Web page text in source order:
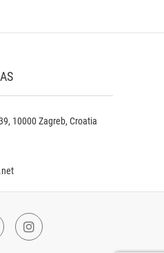
10000 Zagreb, Croatia
Instagram